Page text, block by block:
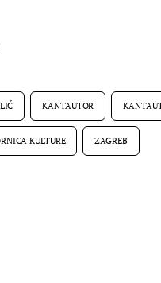
KANTAUTOR
KULTURE ZAGREB